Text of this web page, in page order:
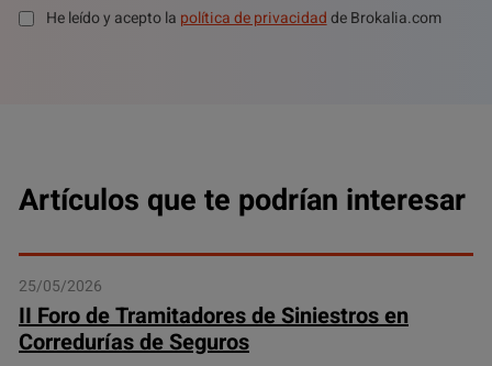
He leído y acepto la política de privacidadde Brokalia.com
Artículos que te podrían interesar
25/05/2026
II Foro de Tramitadores de Siniestros en
Corredurías de Seguros